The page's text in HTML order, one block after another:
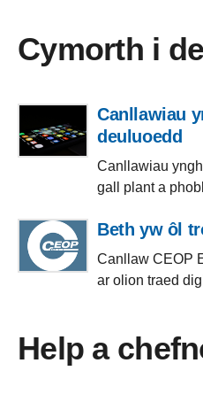
Cymorth i
Canllawiau
deuluoedd
Canllawiau
gall plant a
Beth yw ôl
Canllaw CEOP
ar olion traed
Help a